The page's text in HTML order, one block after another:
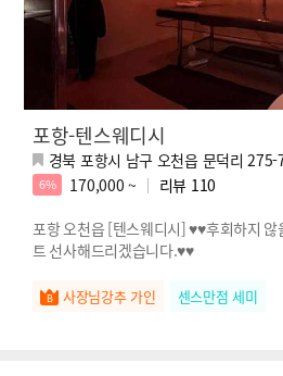
포항-텐스웨디시
경북 포항시 남구 오천읍 문덕리 275-
6% 170,000 ~ 리뷰 110
포항 오천읍 [텐스웨디시] ♥♥후회하지
트 선사해드리겠습니다.♥♥
사장님강추 가인 센스만점 세미